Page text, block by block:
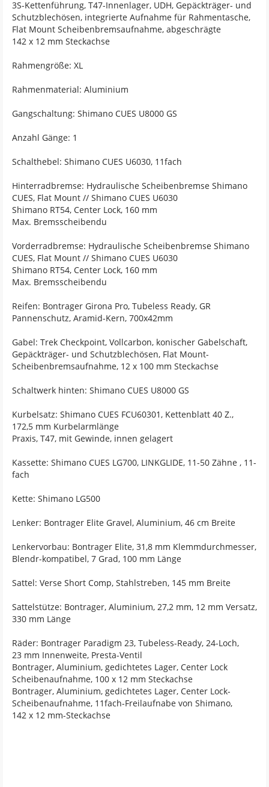
3S-Kettenführung, T47-Innenlager, UDH, Gepäckträger- und
Schutzblechösen, integrierte Aufnahme für Rahmentasche,
Flat Mount Scheibenbremsaufnahme, abgeschrägte
142 x 12 mm Steckachse
Rahmengröße: XL
Rahmenmaterial: Aluminium
Gangschaltung: Shimano CUES U8000 GS
Anzahl Gänge: 1
Schalthebel: Shimano CUES U6030, 11fach
Hinterradbremse: Hydraulische Scheibenbremse Shimano
CUES, Flat Mount // Shimano CUES U6030
Shimano RT54, Center Lock, 160 mm
Max. Bremsscheibendu
Vorderradbremse: Hydraulische Scheibenbremse Shimano
CUES, Flat Mount // Shimano CUES U6030
Shimano RT54, Center Lock, 160 mm
Max. Bremsscheibendu
Reifen: Bontrager Girona Pro, Tubeless Ready, GR
Pannenschutz, Aramid-Kern, 700x42mm
Gabel: Trek Checkpoint, Vollcarbon, konischer Gabelschaft,
Gepäckträger- und Schutzblechösen, Flat Mount-
Scheibenbremsaufnahme, 12 x 100 mm Steckachse
Schaltwerk hinten: Shimano CUES U8000 GS
Kurbelsatz: Shimano CUES FCU60301, Kettenblatt 40 Z.,
172,5 mm Kurbelarmlänge
Praxis, T47, mit Gewinde, innen gelagert
Kassette: Shimano CUES LG700, LINKGLIDE, 11-50 Zähne , 11-
fach
Kette: Shimano LG500
Lenker: Bontrager Elite Gravel, Aluminium, 46 cm Breite
Lenkervorbau: Bontrager Elite, 31,8 mm Klemmdurchmesser,
Blendr-kompatibel, 7 Grad, 100 mm Länge
Sattel: Verse Short Comp, Stahlstreben, 145 mm Breite
Sattelstütze: Bontrager, Aluminium, 27,2 mm, 12 mm Versatz,
330 mm Länge
Räder: Bontrager Paradigm 23, Tubeless-Ready, 24-Loch,
23 mm Innenweite, Presta-Ventil
Bontrager, Aluminium, gedichtetes Lager, Center Lock
Scheibenaufnahme, 100 x 12 mm Steckachse
Bontrager, Aluminium, gedichtetes Lager, Center Lock-
Scheibenaufnahme, 11fach-Freilaufnabe von Shimano,
142 x 12 mm-Steckachse